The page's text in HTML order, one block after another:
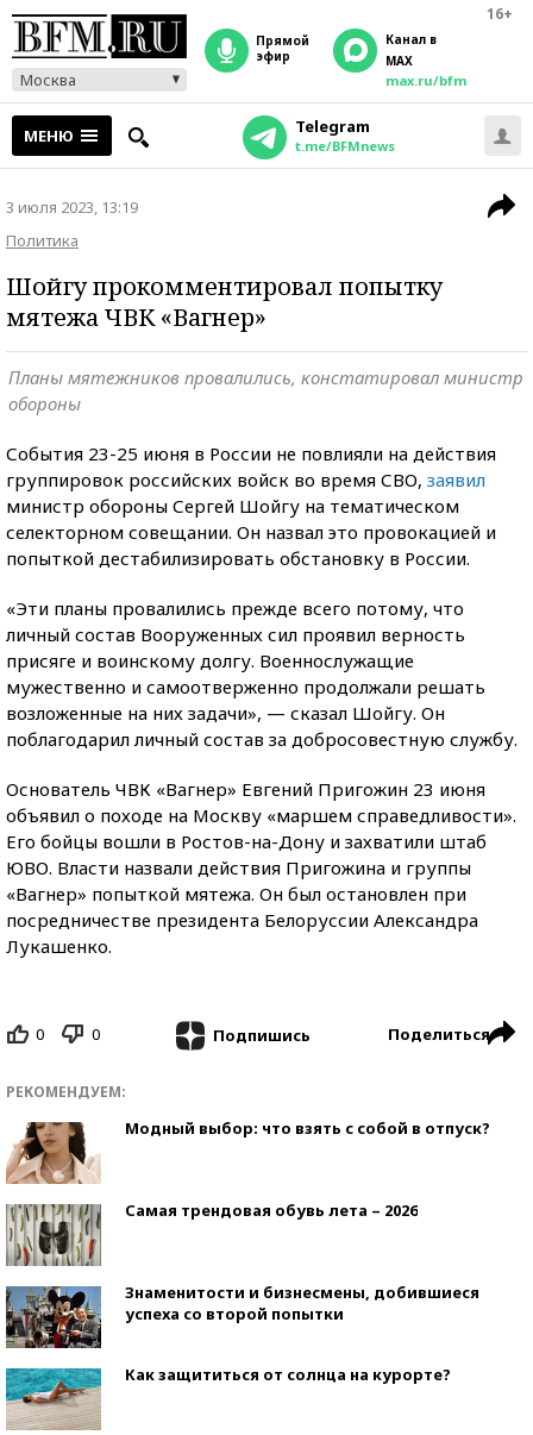
16+
Москва
прямой
эфир
Канал в
MAX
max.ru/bfm
МЕНЮ Telegram
t.me/BFMnews
3 июля 2023, 13:19
Политика
Шойгу прокомментировал попытку
мятежа ЧВК «Вагнер»
Планы мятежников провалились, констатировал министр
обороны
События 23-25 июня в России не повлияли на действия
группировок российских войск во время СВО, заявил
министр обороны Сергей Шойгу на тематическом
селекторном совещании. Он назвал это провокацией и
попыткой дестабилизировать обстановку в России.
«Эти планы провалились прежде всего потому, что
личный состав Вооруженных сил проявил верность
присяге и воинскому долгу. Военнослужащие
мужественно и самоотверженно продолжали решать
возложенные на них задачи», — сказал Шойгу. Он
поблагодарил личный состав за добросовестную службу.
Основатель ЧВК «Вагнер» Евгений Пригожин 23 июня
объявил о походе на Москву «маршем справедливости».
Его бойцы вошли в Ростов-на-Дону и захватили штаб
ЮВО. Власти назвали действия Пригожина и группы
«Вагнер» попыткой мятежа. Он был остановлен при
посредничестве президента Белоруссии Александра
Лукашенко.
0 0 Подпишись Поделиться
РЕКОМЕНДУЕМ:
Модный выбор: что взять с собой в отпуск?
Самая трендовая обувь лета – 2026
Знаменитости и бизнесмены, добившиеся
успеха со второй попытки
Как защититься от солнца на курорте?